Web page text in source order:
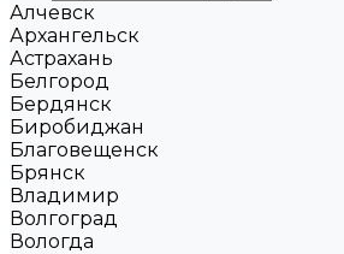
Алчевск
Архангельск
Астрахань
Белгород
Бердянск
Биробиджан
Благовещенск
Брянск
Владимир
Волгоград
Вологда